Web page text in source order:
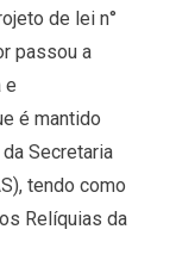
de lei n°
passou a
e
é mantido
Secretaria
tendo como
Relíquias da